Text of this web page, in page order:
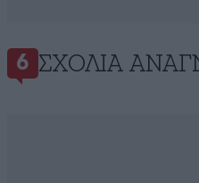
6 ΣΧΌΛΙΑ